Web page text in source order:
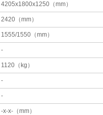
4205x1800x1250（mm）
2420（mm）
1555/1550（mm）
-
1120（kg）
-
-
-x-x-（mm）